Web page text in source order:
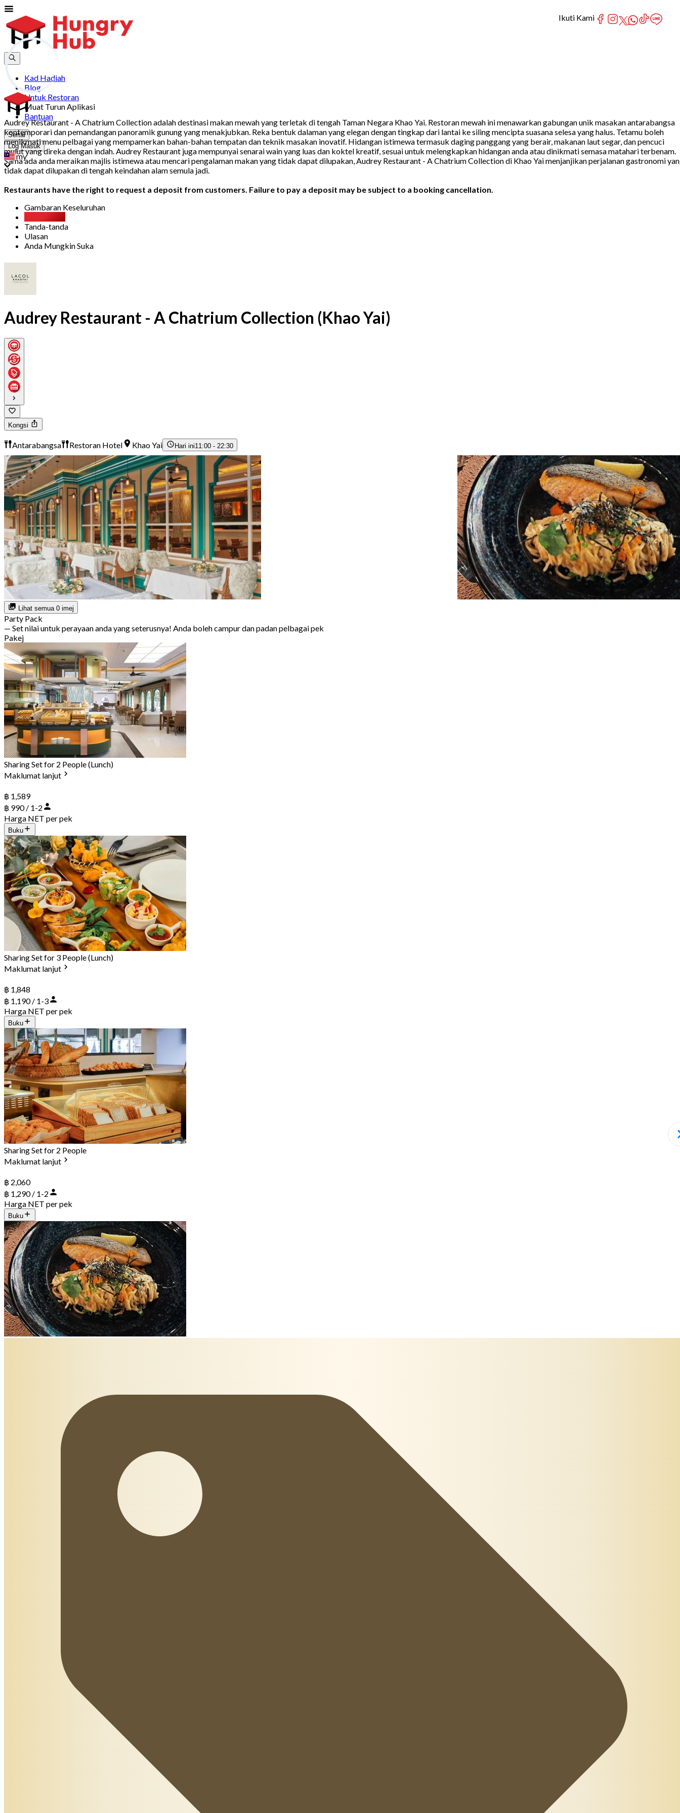
Kad Hadiah
Blog
Untuk Restoran
Muat Turun Aplikasi
Bantuan
Sertai
Log Masuk
my
Audrey Restaurant - A Chatrium Collection adalah destinasi makan mewah yang terletak di tengah Taman Negara Khao Yai. Restoran mewah ini menawarkan gabungan unik masakan antarabangsa
kontemporari dan pemandangan panoramik gunung yang menakjubkan. Reka bentuk dalaman yang elegan dengan tingkap dari lantai ke siling mencipta suasana selesa yang halus. Tetamu boleh
menikmati menu pelbagai yang mempamerkan bahan-bahan tempatan dan teknik masakan inovatif. Hidangan istimewa termasuk daging panggang yang berair, makanan laut segar, dan pencuci
mulut yang direka dengan indah. Audrey Restaurant juga mempunyai senarai wain yang luas dan koktel kreatif, sesuai untuk melengkapkan hidangan anda atau dinikmati semasa matahari terbenam.
Sama ada anda meraikan majlis istimewa atau mencari pengalaman makan yang tidak dapat dilupakan, Audrey Restaurant - A Chatrium Collection di Khao Yai menjanjikan perjalanan gastronomi
tidak dapat dilupakan di tengah keindahan alam semula jadi.
Restaurants have the right to request a deposit from customers. Failure to pay a deposit may be subject to a booking cancellation.
Gambaran Keseluruhan
Tanda-tanda
Ulasan
Anda Mungkin Suka
Audrey Restaurant - A Chatrium Collection (Khao Yai)
Kongsi
Antarabangsa Restoran Hotel Khao Yai Hari ini11:00 - 22:30
Lihat semua 0 imej
Party Pack
— Set nilai untuk perayaan anda yang seterusnya! Anda boleh campur dan padan pelbagai pek
Pakej
Sharing Set for 2 People (Lunch)
Maklumat lanjut
฿ 1,589
฿ 990 / 1-2
Harga NET per pek
Buku
Sharing Set for 3 People (Lunch)
Maklumat lanjut
฿ 1,848
฿ 1,190 / 1-3
Harga NET per pek
Buku
Sharing Set for 2 People
Maklumat lanjut
฿ 2,060
฿ 1,290 / 1-2
Harga NET per pek
Buku
Ikuti Kami